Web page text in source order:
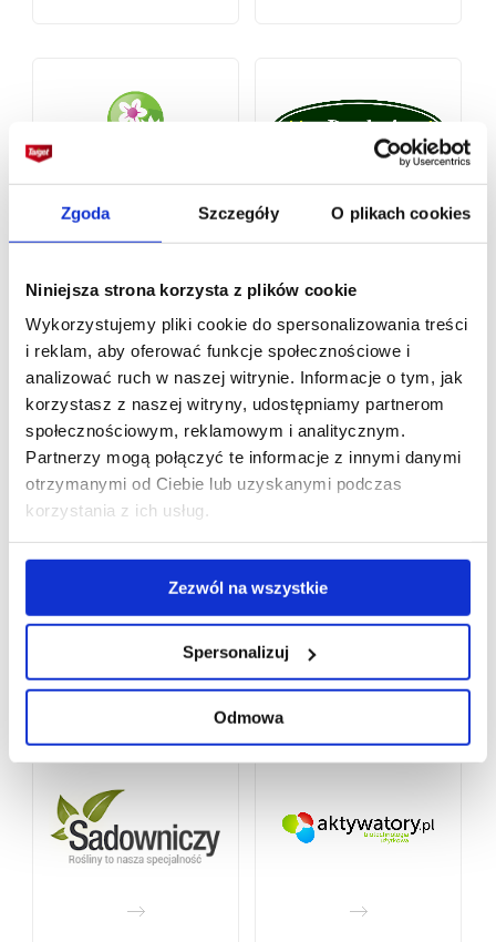
Zgoda Szczegóły O plikach cookies
Niniejsza strona korzysta z plików cookie
Wykorzystujemy pliki cookie do spersonalizowania treści
i reklam, aby oferować funkcje społecznościowe i
analizować ruch w naszej witrynie. Informacje o tym, jak
korzystasz z naszej witryny, udostępniamy partnerom
społecznościowym, reklamowym i analitycznym.
Partnerzy mogą połączyć te informacje z innymi danymi
otrzymanymi od Ciebie lub uzyskanymi podczas
korzystania z ich usług.
Zezwól na wszystkie
Spersonalizuj
Odmowa